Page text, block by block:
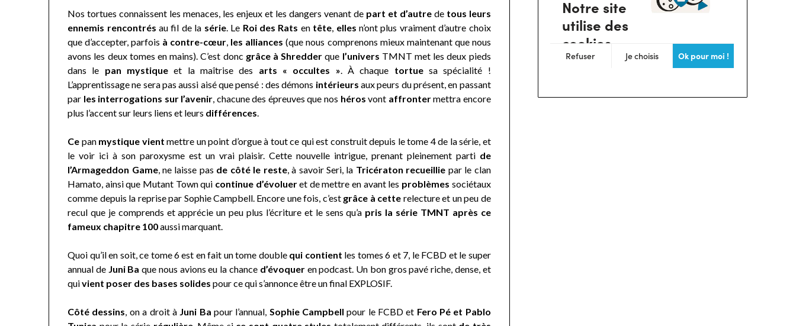
Nos tortues connaissent les menaces, les enjeux et les dangers venant de part et d’autrede tous leurs
ennemis rencontrés au fil de la série. Le Roi des Rats en tête elles n’ont plus vraiment d’autre choix
que d’accepter, parfois à contre-cœur les alliances (que nous comprenons mieux maintenant que nous
avons les deux tomes en mains). C’est donc grâce à Shredder que l’univers TMNT met les deux pieds
dans le pan mystique et la maîtrise des arts « occultes » . À chaque tortuesa spécialité !
L’apprentissage ne sera pas aussi aisé que pensé : des démons intérieurs aux peurs du présent, en passant
par les interrogations sur l’avenir , chacune des épreuves que nos héros vont affrontermettra encore
plus l’accent sur leurs liens et leurs différences
Ce pan mystique vient mettre un point d’orgue à tout ce qui est construit depuis le tome 4 de la série, et
le voir ici à son paroxysme est un vrai plaisir. Cette nouvelle intrigue, prenant pleinement parti de
l’Armageddon Game, ne laisse pas de côté le reste, à savoir Seri, la Tricératon recueillie par le clan
Hamato, ainsi que Mutant Town qui continue d’évolueret de mettre en avant les problèmes sociétaux
comme depuis la reprise par Sophie Campbell. Encore une fois, c’est grâce à cette relecture et un peu de
recul que je comprends et apprécie un peu plus l’écriture et le sens qu’a pris la série TMNT après ce
fameux chapitre 100aussi marquant.
Quoi qu’il en soit, ce tome 6 est en fait un tome double qui contient les tomes 6 et 7, le FCBD et le super
annual de Juni Ba que nous avions eu la chance d’évoqueren podcast. Un bon gros pavé riche, dense, et
quivient poser des bases solides pour ce qui s’annonce être un final EXPLOSIF.
Côté dessins , on a droit à Juni Ba pour l’annual, Sophie Campbell pour le FCBD et Fero Pé et Pablo